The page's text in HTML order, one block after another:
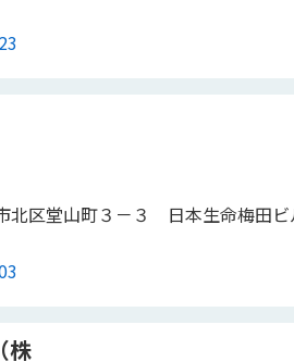
北区堂山町３－３ 日本生命梅田ビ
株